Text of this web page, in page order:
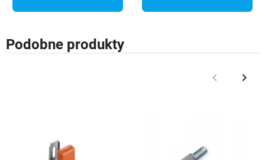
Podobne produkty
Poprzedni
keyboard_arrow_left keyboard_arrow_right